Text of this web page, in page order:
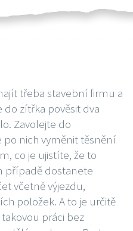
třeba stavební firmu a
zítřka pověsit dva
Zavolejte do
po nich vyměnit těsnění
co je ujistíte, že to
případě dostanete
včetně výjezdu,
položek. A to je určitě
práci bez